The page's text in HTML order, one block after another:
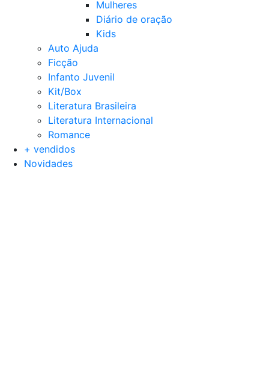
Mulheres
Diário de oração
Kids
Auto Ajuda
Ficção
Infanto Juvenil
Kit/Box
Literatura Brasileira
Literatura Internacional
Romance
+ vendidos
Novidades